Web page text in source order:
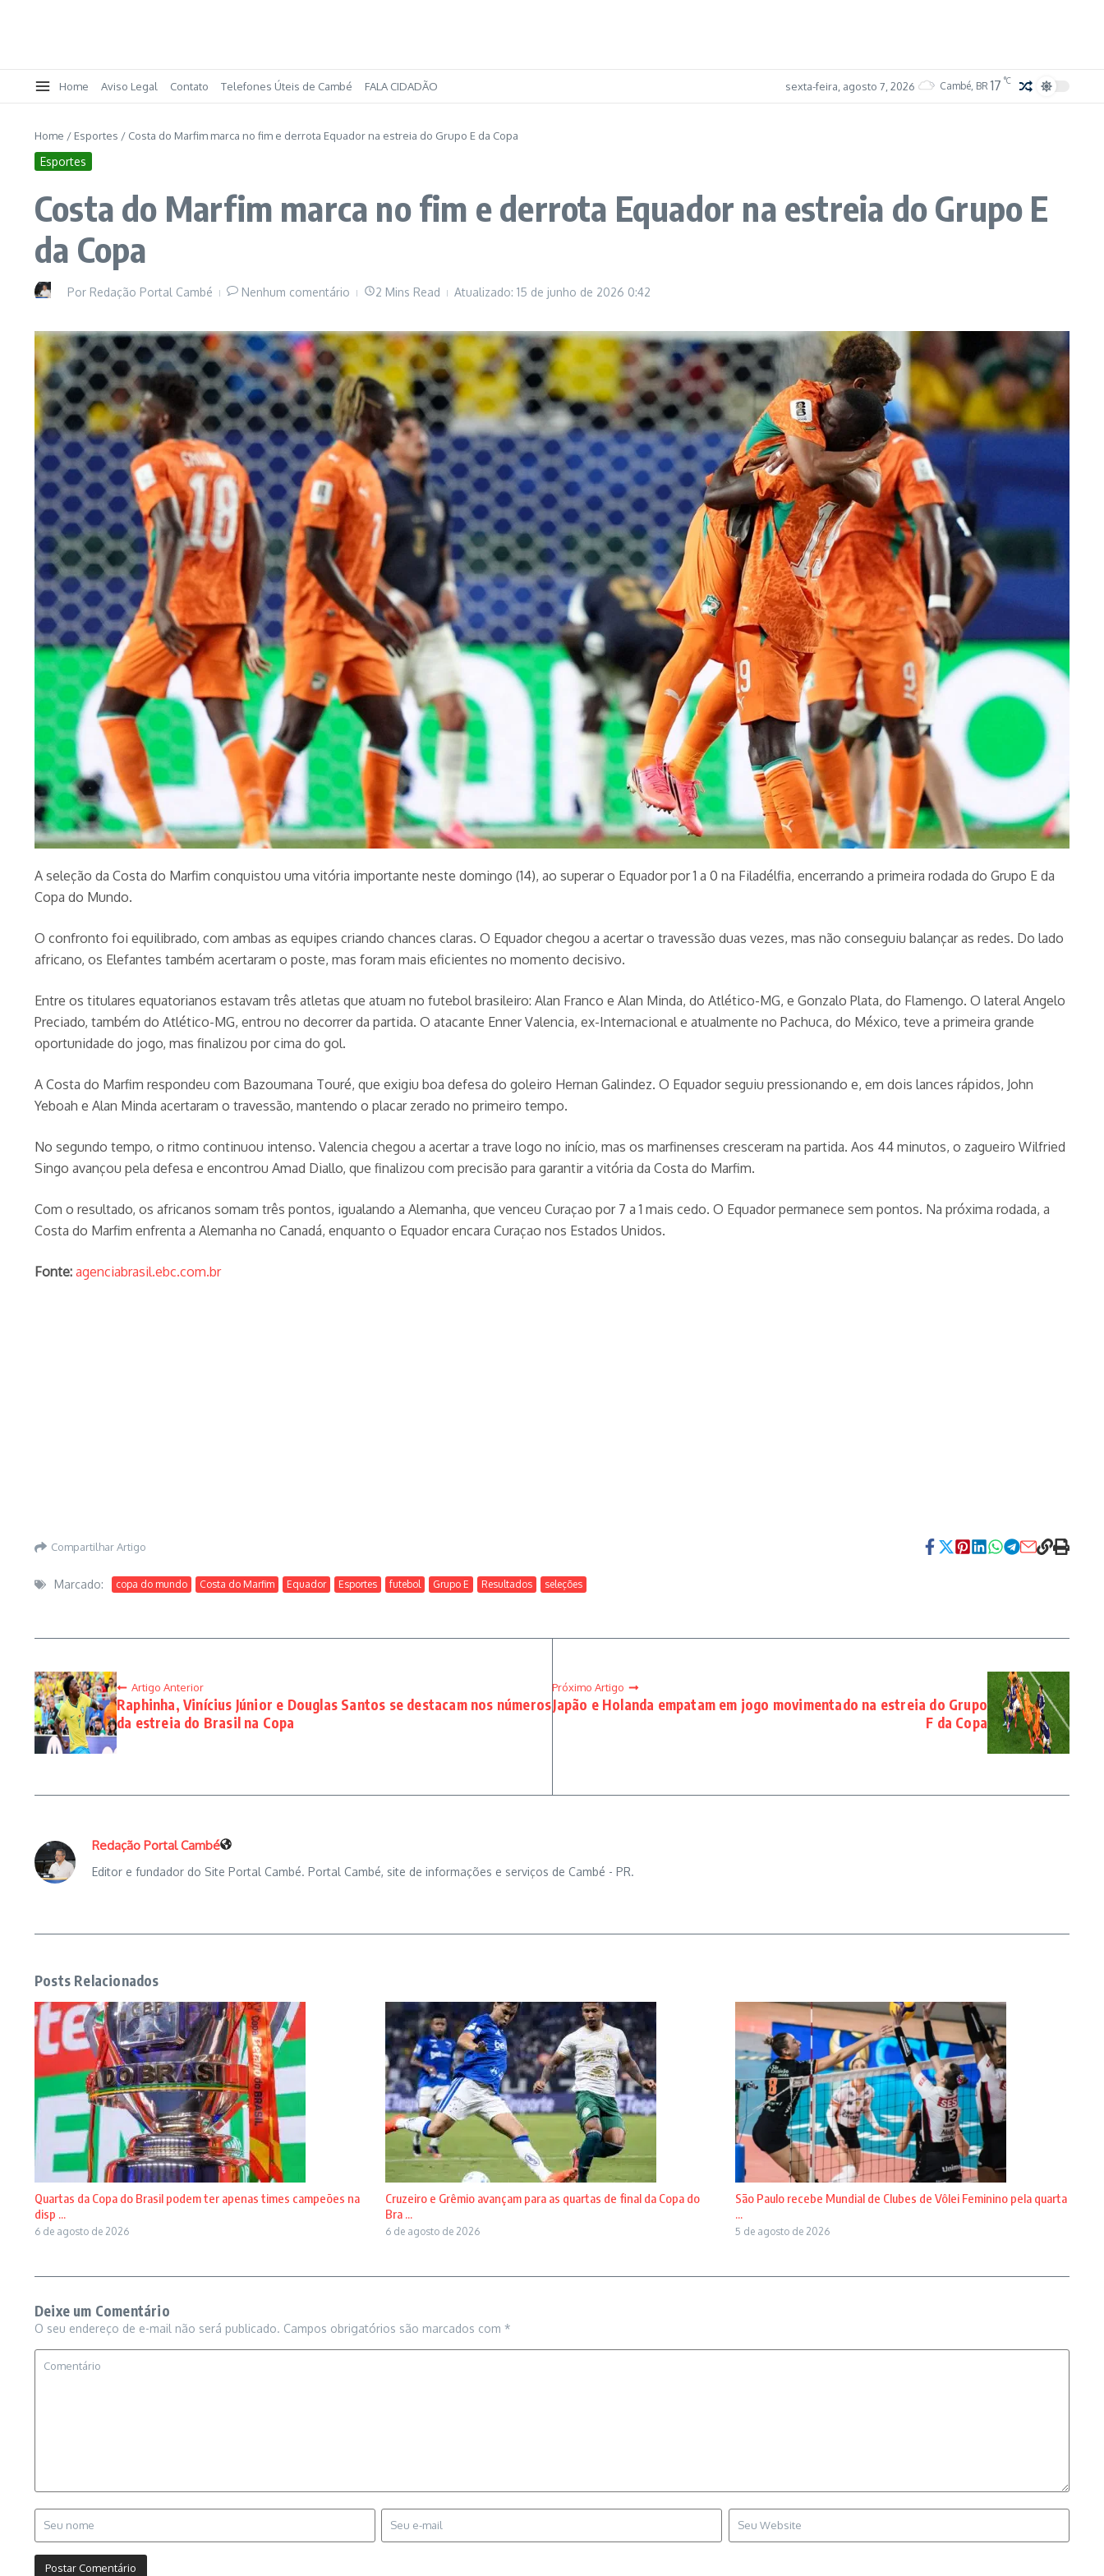
Home Aviso Legal Contato Telefones Úteis de Cambé FALA CIDADÃO sexta-feira, agosto 7, 2026 Cambé, BR 17 °C
Home / Esportes / Costa do Marfim marca no fim e derrota Equador na estreia do Grupo E da Copa
Esportes
Costa do Marfim marca no fim e derrota Equador na estreia do Grupo E
da Copa
Por Redação Portal Cambé Nenhum comentário 2 Mins Read Atualizado: 15 de junho de 2026 0:42
A seleção da Costa do Marfim conquistou uma vitória importante neste domingo (14), ao superar o Equador por 1 a 0 na Filadélfia, encerrando a primeira rodada do Grupo E da
Copa do Mundo.
O confronto foi equilibrado, com ambas as equipes criando chances claras. O Equador chegou a acertar o travessão duas vezes, mas não conseguiu balançar as redes. Do lado
africano, os Elefantes também acertaram o poste, mas foram mais eficientes no momento decisivo.
Entre os titulares equatorianos estavam três atletas que atuam no futebol brasileiro: Alan Franco e Alan Minda, do Atlético-MG, e Gonzalo Plata, do Flamengo. O lateral Angelo
Preciado, também do Atlético-MG, entrou no decorrer da partida. O atacante Enner Valencia, ex-Internacional e atualmente no Pachuca, do México, teve a primeira grande
oportunidade do jogo, mas finalizou por cima do gol.
A Costa do Marfim respondeu com Bazoumana Touré, que exigiu boa defesa do goleiro Hernan Galindez. O Equador seguiu pressionando e, em dois lances rápidos, John
Yeboah e Alan Minda acertaram o travessão, mantendo o placar zerado no primeiro tempo.
No segundo tempo, o ritmo continuou intenso. Valencia chegou a acertar a trave logo no início, mas os marfinenses cresceram na partida. Aos 44 minutos, o zagueiro Wilfried
Singo avançou pela defesa e encontrou Amad Diallo, que finalizou com precisão para garantir a vitória da Costa do Marfim.
Com o resultado, os africanos somam três pontos, igualando a Alemanha, que venceu Curaçao por 7 a 1 mais cedo. O Equador permanece sem pontos. Na próxima rodada, a
Costa do Marfim enfrenta a Alemanha no Canadá, enquanto o Equador encara Curaçao nos Estados Unidos.
Fonte: agenciabrasil.ebc.com.br
Compartilhar Artigo
Marcado: copa do mundo Costa do Marfim Equador Esportes futebol Grupo E Resultados seleções
Artigo Anterior
Raphinha, Vinícius Júnior e Douglas Santos se destacam nos números
da estreia do Brasil na Copa
Próximo Artigo
Japão e Holanda empatam em jogo movimentado na estreia do Grupo
F da Copa
Redação Portal Cambé
Editor e fundador do Site Portal Cambé. Portal Cambé, site de informações e serviços de Cambé - PR.
Posts Relacionados
Quartas da Copa do Brasil podem ter apenas times campeões na
disp ...
6 de agosto de 2026
Cruzeiro e Grêmio avançam para as quartas de final da Copa do
Bra ...
6 de agosto de 2026
São Paulo recebe Mundial de Clubes de Vôlei Feminino pela quarta
...
5 de agosto de 2026
Deixe um Comentário
O seu endereço de e-mail não será publicado. Campos obrigatórios são marcados com *